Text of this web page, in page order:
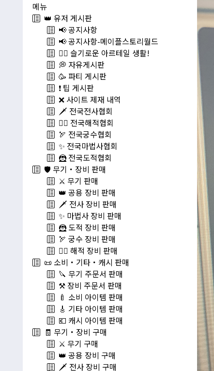
메뉴
👑 유저 게시판
📢 공지사항
📢 공지사항-메이플스토리월드
💁‍♂ 슬기로운 아르테일 생활!
💭 자유게시판
🥳 파티 게시판
❗️ 팁 게시판
❌ 사이트 제재 내역
🗡️ 전국전사협회
🏴‍☠️ 전국해적협회
🏹 전국궁수협회
✨ 전국마법사협회
🦹 전국도적협회
🛡️ 무기・장비 판매
⚔️ 무기 판매
👑 공용 장비 판매
🗡️ 전사 장비 판매
✨ 마법사 장비 판매
🦹 도적 장비 판매
🏹 궁수 장비 판매
🏴‍☠️ 해적 장비 판매
📜 소비・기타・캐시 판매
🔪 무기 주문서 판매
⚒️ 장비 주문서 판매
🍼 소비 아이템 판매
🎸 기타 아이템 판매
💶 캐시 아이템 판매
🧾 무기・장비 구매
⚔️ 무기 구매
👑 공용 장비 구매
🗡️ 전사 장비 구매